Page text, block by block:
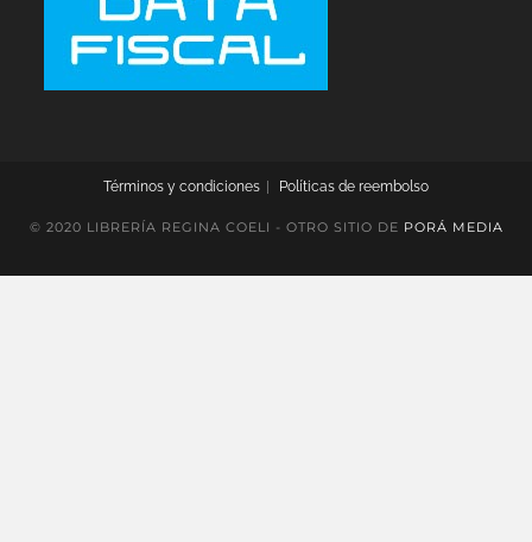
Términos y condiciones Políticas de reembolso
© 2020 LIBRERÍA REGINA COELI - OTRO SITIO DE PORÁ MEDIA